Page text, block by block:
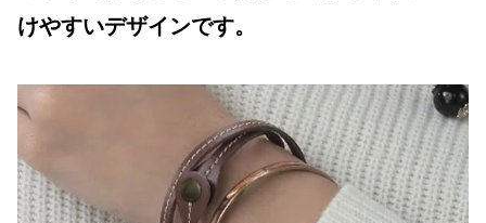
けやすいデザインです。